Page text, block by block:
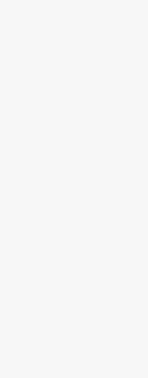
dokulu kumaşlar,
Agusto
Agusto Koltuk
Adresi |
Classhome’un
olarak ürettiği
biridir. Zarif
malzemeleriyle
favori tercihi
dokulu kumaşlar,
Agusto